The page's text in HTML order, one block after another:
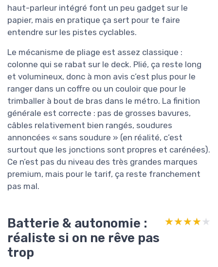
haut-parleur intégré font un peu gadget sur le
papier, mais en pratique ça sert pour te faire
entendre sur les pistes cyclables.
Le mécanisme de pliage est assez classique :
colonne qui se rabat sur le deck. Plié, ça reste long
et volumineux, donc à mon avis c’est plus pour le
ranger dans un coffre ou un couloir que pour le
trimballer à bout de bras dans le métro. La finition
générale est correcte : pas de grosses bavures,
câbles relativement bien rangés, soudures
annoncées « sans soudure » (en réalité, c’est
surtout que les jonctions sont propres et carénées).
Ce n’est pas du niveau des très grandes marques
premium, mais pour le tarif, ça reste franchement
pas mal.
Batterie & autonomie :
réaliste si on ne rêve pas
trop
★★★★★
★★★★★